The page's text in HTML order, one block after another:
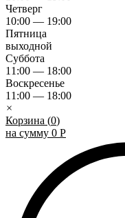
Четверг
10:00 — 19:00
Пятница
выходной
Суббота
11:00 — 18:00
Воскресенье
11:00 — 18:00
×
Корзина (0)
на сумму 0 Р